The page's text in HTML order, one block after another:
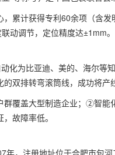
累计获得专利60余项（含
动调节，定位精度达±1mm
化为比亚迪、美的、海尔等
双排转弯滚筒线，成功将产
覆盖大型制造企业；②智能
故障率低。
，注册地址位于合肥市包